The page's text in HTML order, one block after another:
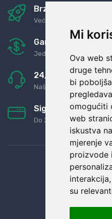
Mi
Ova web
druge
bi
omogućiti
web
iskustva
mjerenje
proizvode
interakcija,
su
Brza i sigurna
Već za nekoliko dana kod
Garancija u povrat
Jednostavno pravilo:
24/7 odlična
Naši agenti uvijek na
Sigurno obročno
Do 24 rata bez kamata